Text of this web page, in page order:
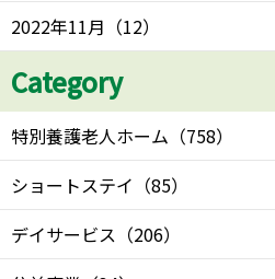
2022年11月 （12）
Category
特別養護老人ホーム （758）
ショートステイ （85）
デイサービス （206）